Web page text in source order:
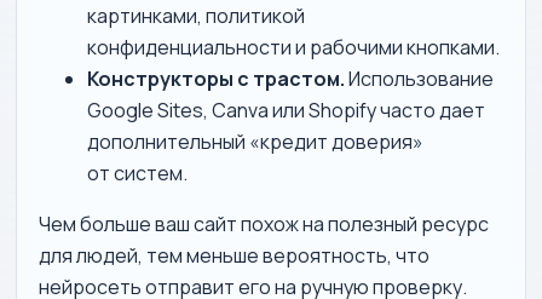
картинками, политикой
конфиденциальности и рабочими кнопками.
Конструкторы с трастом.Использование
Google Sites, Canva или Shopify часто дает
дополнительный «кредит доверия»
от систем.
Чем больше ваш сайт похож на полезный ресурс
для людей, тем меньше вероятность, что
нейросеть отправит его на ручную проверку.